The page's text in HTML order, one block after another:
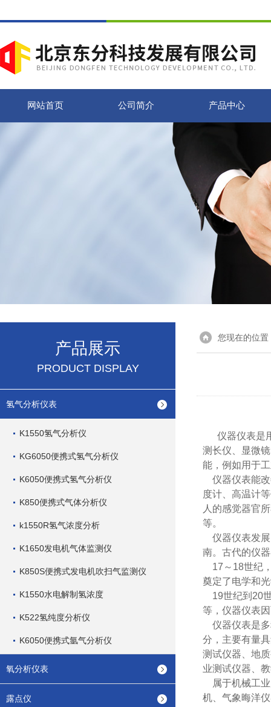
网站首页 公司简介 产品中心
产品展示
PRODUCT DISPLAY
氢气分析仪表
K1550氢气分析仪
KG6050便携式氢气分析仪
K6050便携式氢气分析仪
K850便携式气体分析仪
k1550R氢气浓度分析
K1650发电机气体监测仪
K850S便携式发电机吹扫气监测仪
K1550水电解制氢浓度
K522氢纯度分析仪
K6050便携式氩气分析仪
氧分析仪表
露点仪
您现在的位置
仪器仪表是用
测长仪、
显微镜
能，例如用于
仪器仪表能改
度计、高温计
人的感觉器官
等。
仪器仪表发展
南。古代的仪
17～18世纪
奠定了电学和
19世纪到20
等，仪器仪表
仪器仪表是多
分，主要有量
测试仪器、地
业测试仪器、
属于机械工业
机、气象晦洋